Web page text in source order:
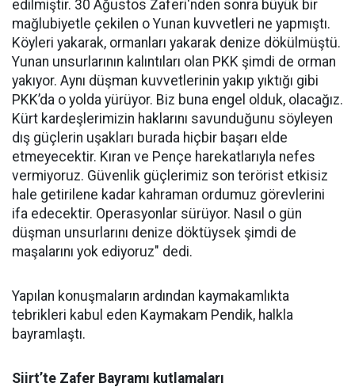
edilmiştir. 30 Ağustos Zaferi'nden sonra büyük bir
mağlubiyetle çekilen o Yunan kuvvetleri ne yapmıştı.
Köyleri yakarak, ormanları yakarak denize dökülmüştü.
Yunan unsurlarının kalıntıları olan PKK şimdi de orman
yakıyor. Aynı düşman kuvvetlerinin yakıp yıktığı gibi
PKK’da o yolda yürüyor. Biz buna engel olduk, olacağız.
Kürt kardeşlerimizin haklarını savunduğunu söyleyen
dış güçlerin uşakları burada hiçbir başarı elde
etmeyecektir. Kıran ve Pençe harekatlarıyla nefes
vermiyoruz. Güvenlik güçlerimiz son terörist etkisiz
hale getirilene kadar kahraman ordumuz görevlerini
ifa edecektir. Operasyonlar sürüyor. Nasıl o gün
düşman unsurlarını denize döktüysek şimdi de
maşalarını yok ediyoruz" dedi.
Yapılan konuşmaların ardından kaymakamlıkta
tebrikleri kabul eden Kaymakam Pendik, halkla
bayramlaştı.
Siirt’te Zafer Bayramı kutlamaları